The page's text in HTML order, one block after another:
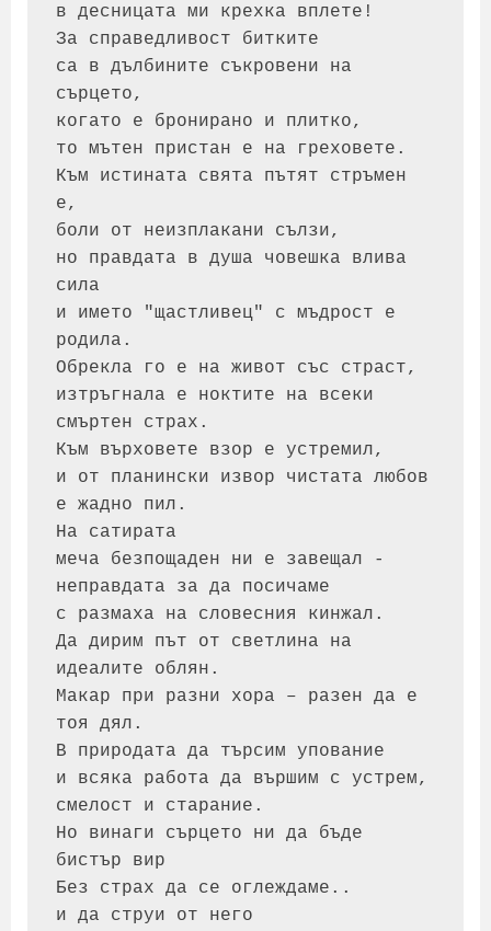
в десницата ми крехка вплете!
За справедливост битките
са в дълбините съкровени на
сърцето,
когато е бронирано и плитко,
то мътен пристан е на греховете.
Към истината свята пътят стръмен
е,
боли от неизплакани сълзи,
но правдата в душа човешка влива
сила
и името "щастливец" с мъдрост е
родила.
Обрекла го е на живот със страст,
изтръгнала е ноктите на всеки
смъртен страх.
Към върховете взор е устремил,
и от планински извор чистата любов
е жадно пил.
На сатирата
меча безпощаден ни е завещал -
неправдата за да посичаме
с размаха на словесния кинжал.
Да дирим път от светлина на
идеалите облян.
Макар при разни хора – разен да е
тоя дял.
В природата да търсим упование
смелост и старание.
Но винаги сърцето ни да бъде
бистър вир
Без страх да се оглеждаме..
и да струи от него